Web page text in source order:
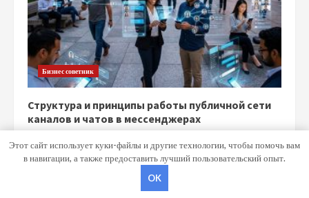
Бизнес советник
Структура и принципы работы публичной сети
каналов и чатов в мессенджерах
Copyright © Все права защищены.
Этот сайт использует куки-файлы и другие технологии, чтобы помочь вам
в навигации, а также предоставить лучший пользовательский опыт.
OK